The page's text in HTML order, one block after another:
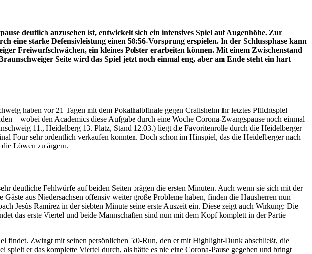
deutlich anzusehen ist, entwickelt sich ein intensives Spiel auf Augenhöhe. Zur
eine starke Defensivleistung einen 58:56-Vorsprung erspielen. In der Schlussphase kann
Freiwurfschwächen, ein kleines Polster erarbeiten können. Mit einem Zwischenstand
Seite wird das Spiel jetzt noch einmal eng, aber am Ende steht ein hart
haben vor 21 Tagen mit dem Pokalhalbfinale gegen Crailsheim ihr letztes Pflichtspiel
– wobei den Academics diese Aufgabe durch eine Woche Corona-Zwangspause noch einmal
11., Heidelberg 13. Platz, Stand 12.03.) liegt die Favoritenrolle durch die Heidelberger
Four sehr ordentlich verkaufen konnten. Doch schon im Hinspiel, das die Heidelberger nach
die Löwen zu ärgern.
deutliche Fehlwürfe auf beiden Seiten prägen die ersten Minuten. Auch wenn sie sich mit der
aus Niedersachsen offensiv weiter große Probleme haben, finden die Hausherren nun
Jesùs Ramìrez in der siebten Minute seine erste Auszeit ein. Diese zeigt auch Wirkung: Die
das erste Viertel und beide Mannschaften sind nun mit dem Kopf komplett in der Partie
findet. Zwingt mit seinen persönlichen 5:0-Run, den er mit Highlight-Dunk abschließt, die
er das komplette Viertel durch, als hätte es nie eine Corona-Pause gegeben und bringt